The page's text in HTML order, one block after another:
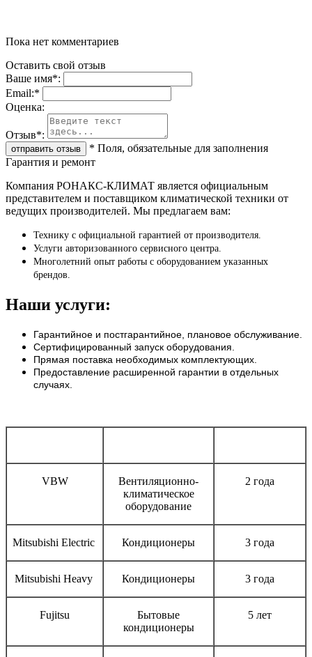
Пока нет комментариев
Оставить свой отзыв
Ваше имя*:
Email:*
Oценка:
Отзыв*:
* Поля, обязательные для заполнения
Гарантия и ремонт
Компания РОНАКС-КЛИМАТ является официальным
представителем и поставщиком климатической техники от
ведущих производителей. Мы предлагаем вам:
Технику с официальной гарантией от производителя.
Услуги авторизованного сервисного центра.
Многолетний опыт работы с оборудованием указанных
брендов.
Наши услуги:
Гарантийное и постгарантийное, плановое обслуживание.
Сертифицированный запуск оборудования.
Прямая поставка необходимых комплектующих.
Предоставление расширенной гарантии в отдельных
случаях.
VBW
Вентиляционно-
климатическое
оборудование
2 года
Mitsubishi Electric Кондиционеры 3 года
Mitsubishi Heavy Кондиционеры 3 года
Fujitsu
Бытовые
кондиционеры
5 лет